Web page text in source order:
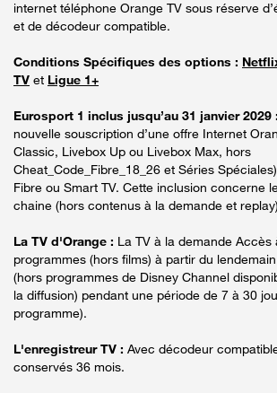
internet téléphone Orange TV sous réserve
et de décodeur compatible.
Conditions Spécifiques des options :
TV et Ligue 1+
Eurosport 1 inclus jusqu’au 31 janvier 2029 :
nouvelle souscription d’une offre Internet
Classic, Livebox Up ou Livebox Max, hors
Cheat_Code_Fibre_18_26 et Séries
Fibre ou Smart TV. Cette inclusion concerne
chaine (hors contenus à la demande et
La TV d'Orange : La TV à la demande Accès
programmes (hors films) à partir du
(hors programmes de Disney Channel
la diffusion) pendant une période de 7 à 30
programme).
L'enregistreur TV : Avec décodeur
conservés 36 mois.